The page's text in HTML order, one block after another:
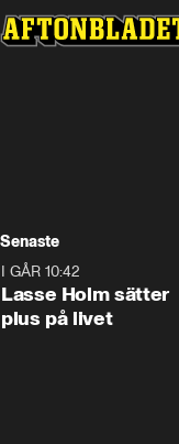
Senaste
I GÅR 10:42
Lasse Holm sätter
plus på livet